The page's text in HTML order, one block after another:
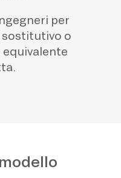
per
sostitutivo o